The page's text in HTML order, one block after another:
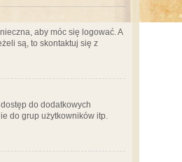
aby móc się logować. A
są, to skontaktuj się z
do dodatkowych
do grup użytkowników itp.